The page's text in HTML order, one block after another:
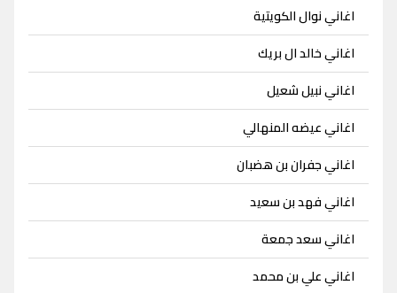
اغاني نوال الكويتية
اغاني خالد ال بريك
اغاني نبيل شعيل
اغاني عيضه المنهالي
اغاني جفران بن هضبان
اغاني فهد بن سعيد
اغاني سعد جمعة
اغاني علي بن محمد